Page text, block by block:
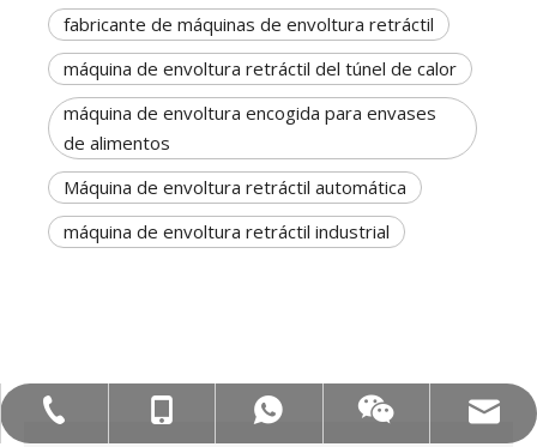
fabricante de máquinas de envoltura retráctil
máquina de envoltura retráctil del túnel de calor
máquina de envoltura encogida para envases
de alimentos
Máquina de envoltura retráctil automática
máquina de envoltura retráctil industrial
Tel:+86-577-88627766
Mob: +86-18858715170
WA: 0086 18858715170
Veloz
Correo electrónico: hl@hualian.biz